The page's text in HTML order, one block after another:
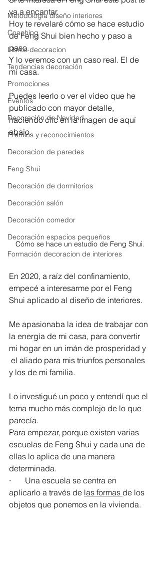
Metodologia diseño interiores
Coaching
Libros decoracion
Tendencias decoración
Promociones
Eventos
Decoración de Navidad
Premios y reconocimientos
Decoracion de paredes
Feng Shui
Decoración de dormitorios
Decoración salón
Decoración comedor
Decoración espacios pequeños
Formación decoracion de interiores
va a encantar.
Hoy te revelaré cómo se hace estudio
de Feng Shui bien hecho y paso a
paso.
Y lo veremos con un caso real. El de
mi casa.
Puedes leerlo o ver el vídeo que he
publicado con mayor detalle,
haciendo clic en la imagen de aquí
abajo.
Cómo se hace un estudio de Feng Shui.
En 2020, a raíz del confinamiento,
empecé a interesarme por el Feng
Shui aplicado al diseño de interiores.
Me apasionaba la idea de trabajar con
la energía de mi casa, para convertir
mi hogar en un imán de prosperidad y
el aliado para mis triunfos personales
y los de mi familia.
Lo investigué un poco y entendí que el
tema mucho más complejo de lo que
parecía.
Para empezar, porque existen varias
escuelas de Feng Shui y cada una de
ellas lo aplica de una manera
determinada.
·       Una escuela se centra en
aplicarlo a través de las formas de los
objetos que ponemos en la vivienda.